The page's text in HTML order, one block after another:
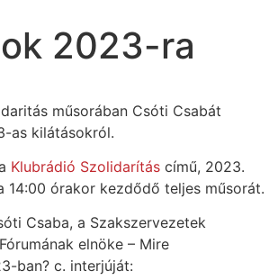
2023-ra
műsorában Csóti Csabát
as kilátásokról.
Klubrádió Szolidarítás című, 2023.
14:00 órakor kezdődő teljes műsorát.
Csaba, a Szakszervezetek
elnöke – Mire
ban? c. interjúját: